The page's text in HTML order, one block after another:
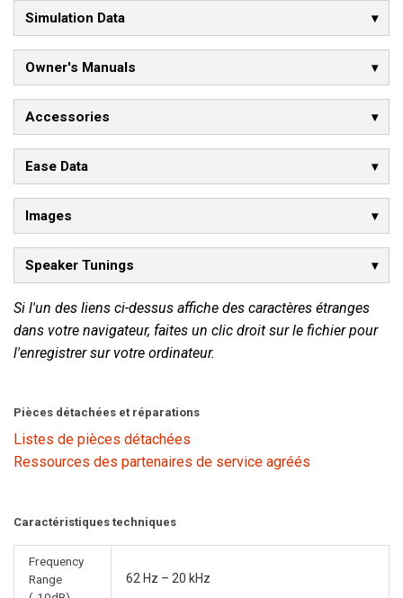
Simulation Data
Owner's Manuals
Accessories
Ease Data
Images
Speaker Tunings
Si l'un des liens ci-dessus affiche des caractères étranges
dans votre navigateur, faites un clic droit sur le fichier pour
l'enregistrer sur votre ordinateur.
Pièces détachées et réparations
Listes de pièces détachées
Ressources des partenaires de service agréés
Caractéristiques techniques
Frequency
Range
62 Hz – 20 kHz